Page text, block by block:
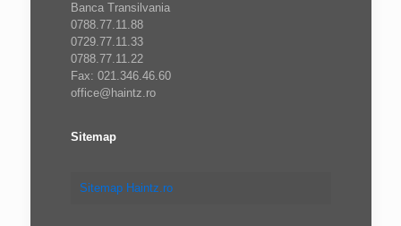
Banca Transilvania
0788.77.11.88
0729.77.11.33
0788.77.11.22
Fax: 021.346.46.60
office@haintz.ro
Sitemap
Sitemap Haintz.ro